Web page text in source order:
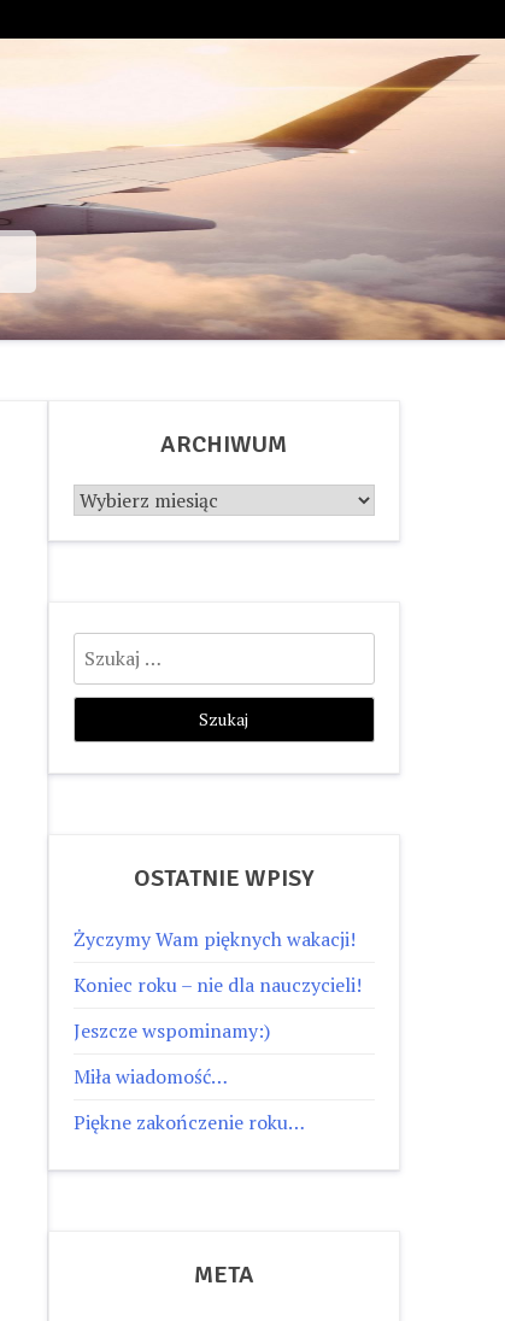
ARCHIWUM
Archiwum
Szukaj:
OSTATNIE WPISY
Życzymy Wam pięknych wakacji!
Koniec roku – nie dla nauczycieli!
Jeszcze wspominamy:)
Miła wiadomość…
Piękne zakończenie roku…
META